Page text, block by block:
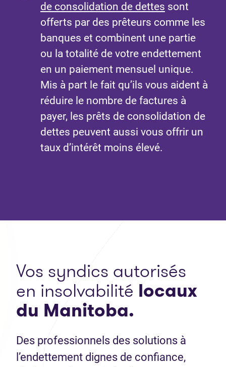
de consolidation de dettes sont
offerts par des prêteurs comme les
banques et combinent une partie
ou la totalité de votre endettement
en un paiement mensuel unique.
Mis à part le fait qu’ils vous aident à
réduire le nombre de factures à
payer, les prêts de consolidation de
dettes peuvent aussi vous offrir un
taux d’intérêt moins élevé.
Vos syndics autorisés
en insolvabilité locaux
du Manitoba.
Des professionnels des solutions à
l’endettement dignes de confiance,